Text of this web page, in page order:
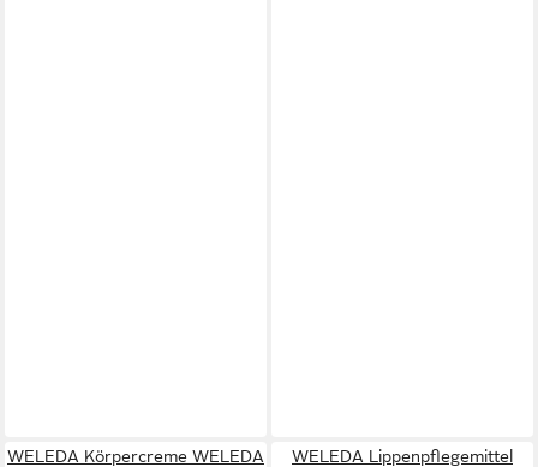
WELEDA Körpercreme WELEDA
WELEDA Lippenpflegemittel